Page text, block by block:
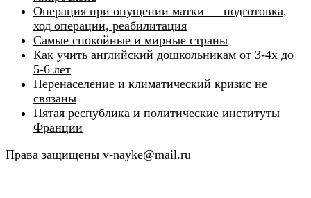
Операция при опущении матки — подготовка,
ход операции, реабилитация
Самые спокойные и мирные страны
Как учить английский дошкольникам от 3-4х до
5-6 лет
Перенаселение и климатический кризис не
связаны
Пятая республика и политические институты
Франции
Права защищены v-nayke@mail.ru